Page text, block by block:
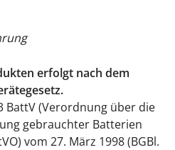
erfolgt nach dem
BattV (Verordnung über die
gebrauchter Batterien
vom 27. März 1998 (BGBl.